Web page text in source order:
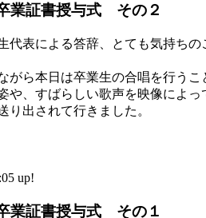
業証書授与式 その２
表による答辞、とても気持ち
ら本日は卒業生の合唱を行う
や、すばらしい歌声を映像によ
り出されて行きました。
up!
業証書授与式 その１